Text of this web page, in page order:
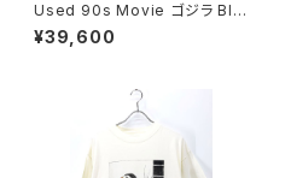
Used 90s Movie ゴジラ Bla
ck Both Graphic T-Shirt Siz
e XL 相当 古着
¥39,600